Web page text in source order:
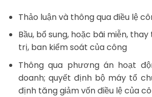
Thảo luận và thông qua điều lệ
Bầu, bổ sung, hoặc bãi miễn,
trị, ban kiểm soát của công
Thông qua phương án hoạt
doanh; quyết định bộ máy tổ
định tăng giảm vốn điều lệ của